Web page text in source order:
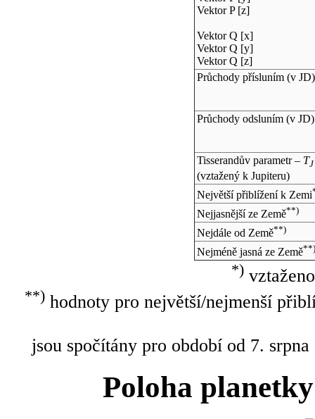
Vektor P [z]
Vektor Q [x]
Vektor Q [y]
Vektor Q [z]
Průchody přísluním (v JD)
Průchody odsluním (v JD)
Tisserandův parametr – TJ
(vztažený k Jupiteru)
Největší přiblížení k Zemi
Nejjasnější ze Země**)
Nejdále od Země**)
Nejméně jasná ze Země**)
*)
**)hodnoty pro největší/nejmenší
jsou spočítány pro období od 7.
Poloha